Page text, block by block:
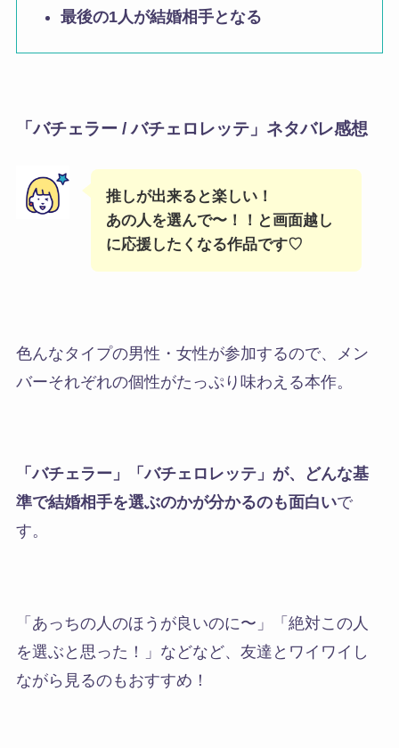
最後の1人が結婚相手となる
「バチェラー / バチェロレッテ」ネタバレ感想
推しが出来ると楽しい！
あの人を選んで〜！！と画面越し
に応援したくなる作品です♡
色んなタイプの男性・女性が参加するので、メン
バーそれぞれの個性がたっぷり味わえる本作。
「バチェラー」「バチェロレッテ」が、どんな基
準で結婚相手を選ぶのかが分かるのも面白いで
す。
「あっちの人のほうが良いのに〜」「絶対この人
を選ぶと思った！」などなど、友達とワイワイし
ながら見るのもおすすめ！